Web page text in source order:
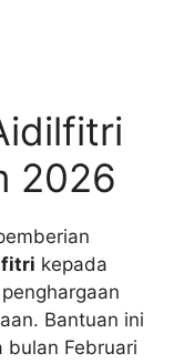
2026
kepada
Bantuan ini
Februari